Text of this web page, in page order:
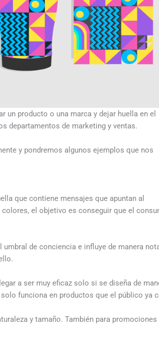
producto o una marca y dejar huella en el
departamentos de marketing y ventas.
y pondremos algunos ejemplos que nos
que contiene mensajes que apuntan al
el objetivo es conseguir que el
de conciencia e influye de manera
a ser muy eficaz solo si se diseña de
funciona en productos que el público ya
y tamaño. También para promociones